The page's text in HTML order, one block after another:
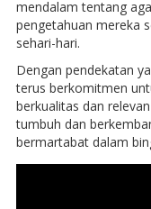
mendalam tentang
pengetahuan mereka
sehari-hari.
Dengan pendekatan
terus berkomitmen
berkualitas dan
tumbuh dan
bermartabat dalam